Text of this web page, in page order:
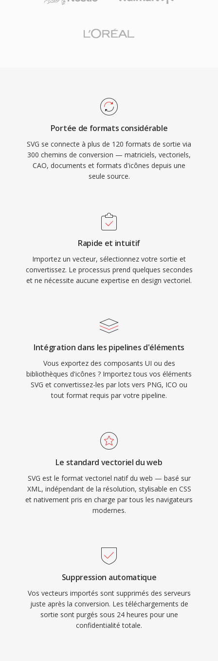
Portée de formats considérable
SVG se connecte à plus de 120 formats de sortie via
300 chemins de conversion — matriciels, vectoriels,
CAO, documents et formats d'icônes depuis une
seule source.
Rapide et intuitif
Importez un vecteur, sélectionnez votre sortie et
convertissez. Le processus prend quelques secondes
et ne nécessite aucune expertise en design vectoriel.
Intégration dans les pipelines d'éléments
Vous exportez des composants UI ou des
bibliothèques d'icônes ? Importez tous vos éléments
SVG et convertissez-les par lots vers PNG, ICO ou
tout format requis par votre pipeline.
Le standard vectoriel du web
SVG est le format vectoriel natif du web — basé sur
XML, indépendant de la résolution, stylisable en CSS
et nativement pris en charge par tous les navigateurs
modernes.
Suppression automatique
Vos vecteurs importés sont supprimés des serveurs
juste après la conversion. Les téléchargements de
sortie sont purgés sous 24 heures pour une
confidentialité totale.